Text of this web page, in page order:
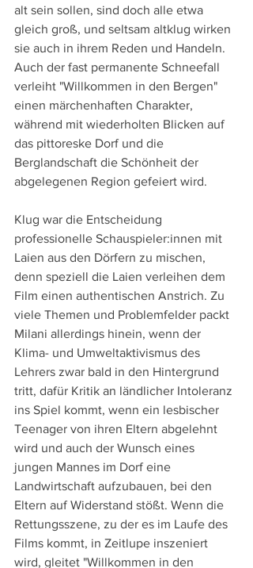
alt sein sollen, sind doch alle etwa
gleich groß, und seltsam altklug wirken
sie auch in ihrem Reden und Handeln.
Auch der fast permanente Schneefall
verleiht "Willkommen in den Bergen"
einen märchenhaften Charakter,
während mit wiederholten Blicken auf
das pittoreske Dorf und die
Berglandschaft die Schönheit der
abgelegenen Region gefeiert wird.
Klug war die Entscheidung
professionelle Schauspieler:innen mit
Laien aus den Dörfern zu mischen,
denn speziell die Laien verleihen dem
Film einen authentischen Anstrich. Zu
viele Themen und Problemfelder packt
Milani allerdings hinein, wenn der
Klima- und Umweltaktivismus des
Lehrers zwar bald in den Hintergrund
tritt, dafür Kritik an ländlicher Intoleranz
ins Spiel kommt, wenn ein lesbischer
Teenager von ihren Eltern abgelehnt
wird und auch der Wunsch eines
jungen Mannes im Dorf eine
Landwirtschaft aufzubauen, bei den
Eltern auf Widerstand stößt. Wenn die
Rettungsszene, zu der es im Laufe des
Films kommt, in Zeitlupe inszeniert
wird, gleitet "Willkommen in den